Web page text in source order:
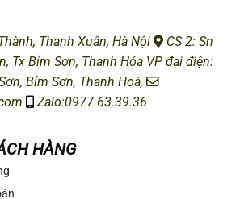
Thanh Xuân, Hà Nội
CS 2: Sn
Tx Bỉm Sơn, Thanh Hóa VP đại điện:
Bỉm Sơn, Thanh Hoá,
Zalo:0977.63.39.36
HÀNG